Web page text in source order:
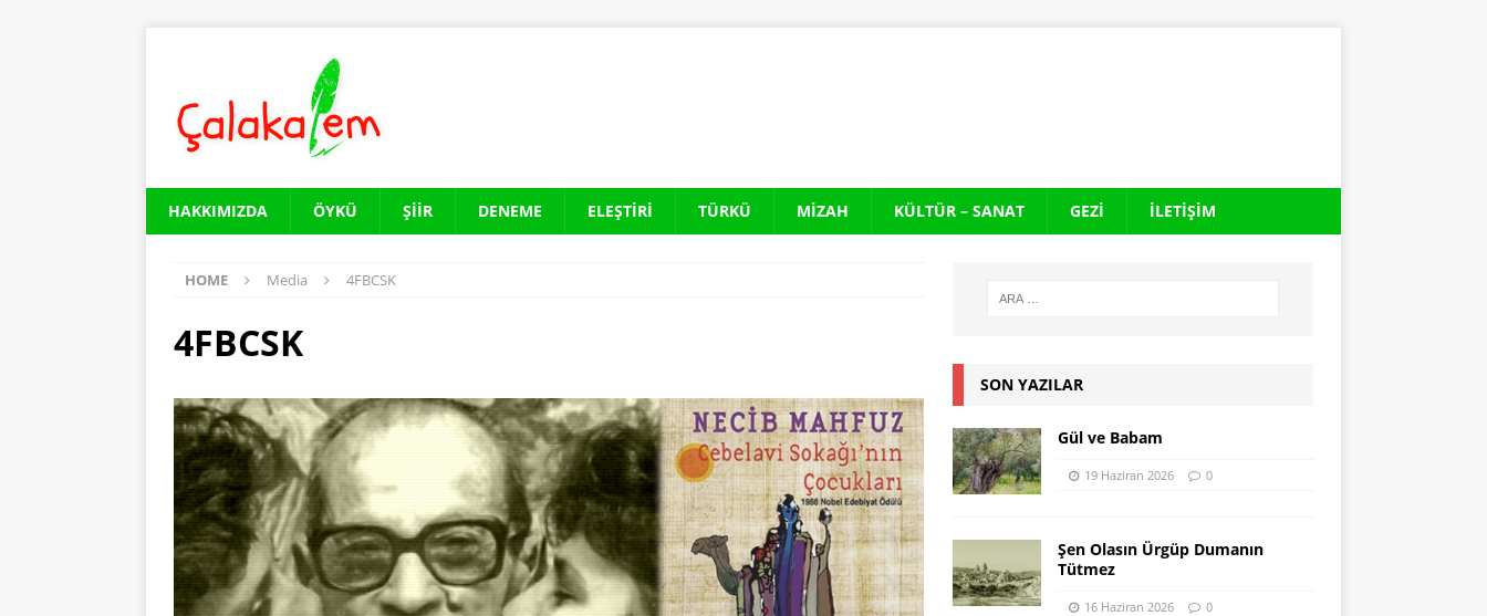
HAKKIMIZDA ÖYKÜ ŞIIR DENEME ELEŞTIRI TÜRKÜ MIZAH KÜLTÜR – SANAT GEZI İLETIŞIM
HOME Media 4FBCSK
4FBCSK
SON YAZILAR
Gül ve Babam
19 Haziran 2026 0
Şen Olasın Ürgüp Dumanın
Tütmez
16 Haziran 2026 0